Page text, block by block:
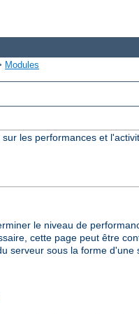
Modules
les performances et
le niveau de
cette page peut être
serveur sous la forme d'une